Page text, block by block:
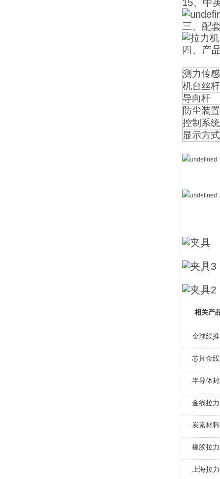
15、中
三、配
四、产
测力传
机台丝杆
导向杆
防尘装置
控制系统
显示方式
相关产
金球线
芯片金
半导体
金线拉
炭素材
橡胶拉
上海拉